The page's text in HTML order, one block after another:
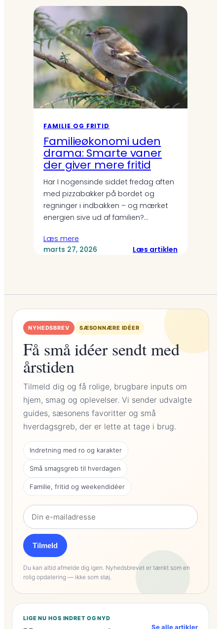
madplan
for
og
komplet
FAMILIE OG FRITID
Familieøkonomi uden
drama: Smarte vaner
der giver mere fritid
Har I nogensinde siddet fredag aften
med pizzabakker på bordet og
regninger i indbakken – og mærket
energien sive ud af familien?…
Læs mere
marts 27, 2026 Læs artiklen
der
fritid
NYHEDSBREV SÆSONNÆRE IDÉER
Få små idéer sendt med
årstiden
Tilmeld dig og få rolige, brugbare inputs om
hjem, smag og oplevelser. Vi sender udvalgte
guides, sæsonens favoritter og små
hverdagsgreb, der er lette at tage i brug.
Indretning med ro og karakter
Små smagsgreb til hverdagen
Familie, fritid og weekendidéer
Tilmeld
Du kan altid afmelde dig igen. Nyhedsbrevet er tænkt som en
rolig opdatering — ikke som støj.
LIGE NU HOS INDRET OG NYD
Se alle artikler